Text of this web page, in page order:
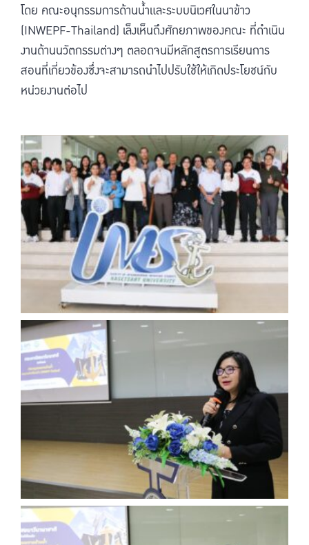
โดย คณะอนุกรรมการด้านน้ำและระบบนิเวศในนาข้าว
(INWEPF-Thailand) เล็งเห็นถึงศักยภาพของคณะ ที่ดำเนิน
งานด้านนวัตกรรมต่างๆ ตลอดจนมีหลักสูตรการเรียนการ
สอนที่เกี่ยวข้องซึ่งจะสามารถนำไปปรับใช้ให้เกิดประโยชน์กับ
หน่วยงานต่อไป